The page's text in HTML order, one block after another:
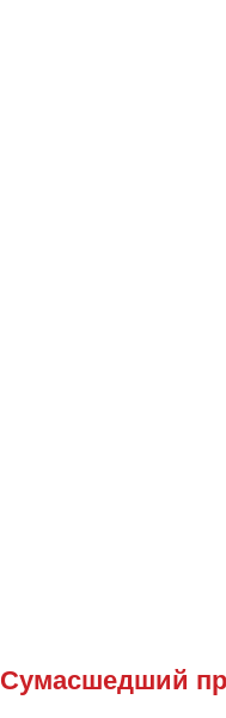
Сумасшедший